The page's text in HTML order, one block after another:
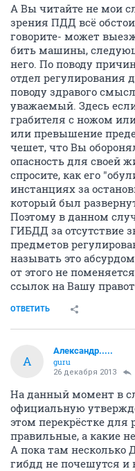
А Вы читайте не мои
зрения ПДД всё
говорите- может
бить машины,
него. По поводу
отдел
поводу здравого
уважаемый. Здесь
грабителя с ножом
или превышение
чешет, что Вы
опасность для своей
спросите, как его
инстанциях за
который был
Поэтому в данном
ГИБДД за отсутствие
предметов
называть это
от этого не
ссылок на Вашу
ОТВЕТИТЬ
А
Александр.....
guru
26 декабря 2013
На данный момент в
официальную
этом перекрёстке для
правильные, а какие
А пока там несколько
гибдд не почешутся и